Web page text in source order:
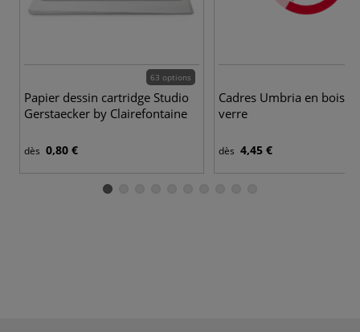
63 options
Papier dessin cartridge Studio
Gerstaecker by Clairefontaine
dès 0,80 €
Cadres Umbria en bois
verre
dès 4,45 €